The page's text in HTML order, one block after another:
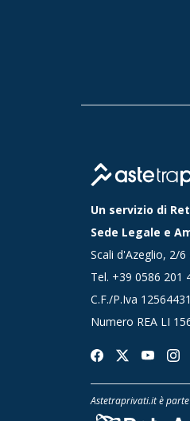
Un servizio di
Sede Legale e
Scali d'Azeglio, 2/
Tel. +39 0586 201
C.F./P.Iva
Numero REA LI
Astetraprivati.it è